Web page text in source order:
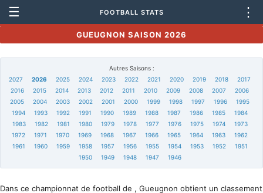
☰ FOOTBALL STATS ⋮
GUEUGNON SAISON 2026
Autres Saisons :
2027
2026 2025 2024 2023 2022 2021 2020 2019 2018
2017
2016
2015 2014 2013 2012 2011 2010 2009 2008 2007
2006
2005
2004 2003 2002 2001 2000 1999 1998 1997 1996
1995
1994
1993 1992 1991 1990 1989 1988 1987 1986 1985
1984
1983
1982 1981 1980 1979 1978 1977 1976 1975 1974
1973
1972
1971 1970 1969 1968 1967 1966 1965 1964 1963
1962
1961
1960 1959 1958 1957 1956 1955 1954 1953 1952
1951
1950
1949 1948 1947 1946
Dans ce championnat de football de , Gueugnon obtient un classement